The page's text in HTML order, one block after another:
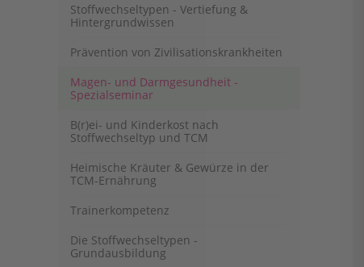
Stoffwechseltypen - Vertiefung &
Hintergrundwissen
Prävention von Zivilisationskrankheiten
Magen- und Darmgesundheit -
Spezialseminar
B(r)ei- und Kinderkost nach
Stoffwechseltyp und TCM
Heimische Kräuter & Gewürze in der
TCM-Ernährung
Trainerkompetenz
Die Stoffwechseltypen -
Grundausbildung